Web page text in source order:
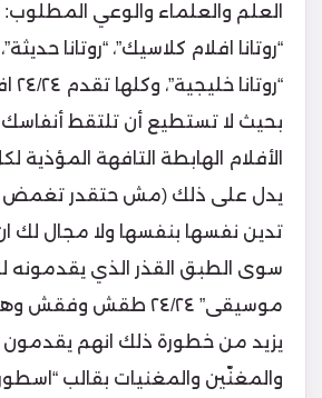
العلم والعلماء والوعي المطلوب:
“روتانا افلام كلاسيك”، “روتانا حديثة”،
بحيث لا تستطيع أن تلتقط
الأفلام الهابطة التافهة المؤذية
يدل على ذلك (مش حتقدر تغمض
تدين نفسها بنفسها ولا مجال لك
سوى الطبق القذر الذي يقدمونه لك،
موسيقى” ٢٤/٢٤ طقش
يزيد من خطورة ذلك انهم يقدمون
والمغنّين والمغنيات بقالب